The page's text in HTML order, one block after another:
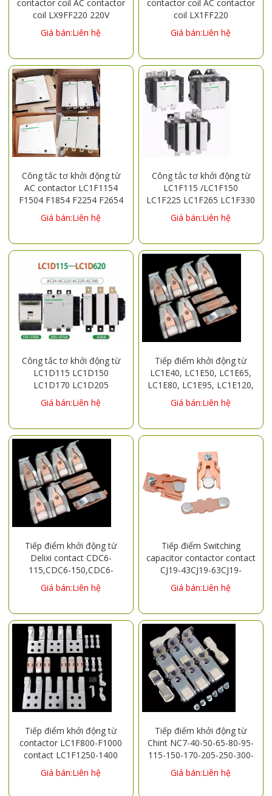
contactor coil AC contactor
coil LX9FF220 220V
LC1F115/F150 LX9FF380
380V LC1F115/F150
LC1D205/245
LC1F185/F225 LX9FG220
220V LC1D205/245
LC1F185/F225 LX9FG380
380V LC1D205
Giá bán:Liên hệ
contactor coil AC contactor
coil LX1FF220
LC1D115/D150/D170
LC1F115/F150 LX1FF380
LC1F115/F150 LX1FG110
LC1D205/D245
LC1F185/F225 LX1FG220
LC1D205/
Giá bán:Liên hệ
Công tắc tơ khởi động từ
AC contactor LC1F1154
F1504 F1854 F2254 F2654
Giá bán:Liên hệ
Công tắc tơ khởi động từ
LC1F115 /LC1F150
LC1F225 LC1F265 LC1F330
LC1F400 LC1F500 LC1F630
LC1F800 LC1F185 LC1F780
Giá bán:Liên hệ
Công tắc tơ khởi động từ
LC1D115 LC1D150
LC1D170 LC1D205
LC1D245 LC1D300
LC1D410 LC1D475
Giá bán:Liên hệ
Tiếp điểm khởi động từ
LC1E40, LC1E50, LC1E65,
LC1E80, LC1E95, LC1E120,
LC1E160, LC1E180,
LC1E200, LC1E250,
LC1E500, LC1E630
Giá bán:Liên hệ
Tiếp điểm khởi động từ
Delixi contact CDC6-
115,CDC6-150,CDC6-
185,CDC6-225,CDC6-
265,CDC6-300,CDC6-
630,CDC6-800
Giá bán:Liên hệ
Tiếp điểm Switching
capacitor contactor contact
CJ19-43CJ19-63CJ19-
95CJ19-115CJ19-150CJ19-
170
Giá bán:Liên hệ
Tiếp điểm khởi động từ
contactor LC1F800-F1000
contact LC1F1250-1400
contact LC1F1700-2100
Giá bán:Liên hệ
Tiếp điểm khởi động từ
Chint NC7-40-50-65-80-95-
115-150-170-205-250-300-
410-620 contacts
Giá bán:Liên hệ